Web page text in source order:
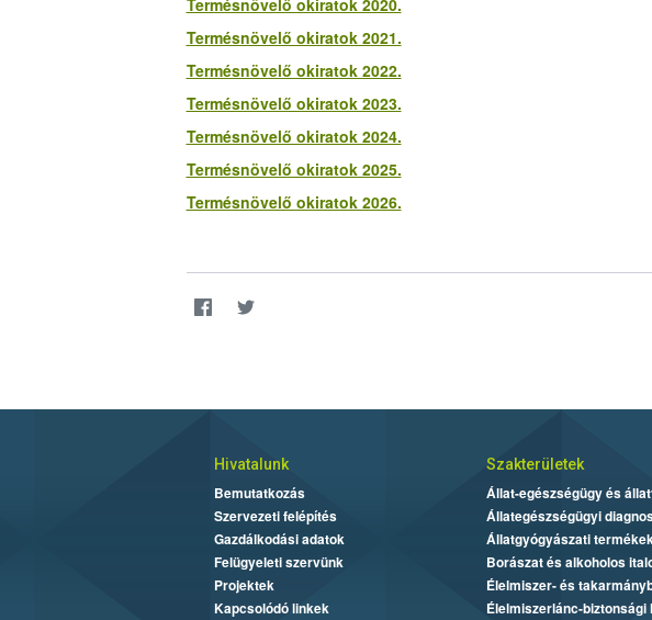
Termésnövelő okiratok 2020.
Termésnövelő okiratok 2021.
Termésnövelő okiratok 2022.
Termésnövelő okiratok 2023.
Termésnövelő okiratok 2024.
Termésnövelő okiratok 2025.
Termésnövelő okiratok 2026.
Hivatalunk
Bemutatkozás
Szervezeti felépítés
Gazdálkodási adatok
Felügyeleti szervünk
Projektek
Kapcsolódó linkek
Szakterületek
Állat-egészségügy és
Állategészségügyi
Állatgyógyászati
Borászat és alkoholos
Élelmiszer- és
Élelmiszerlánc-biztonsági